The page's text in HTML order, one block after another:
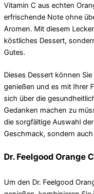
Vitamin C aus echten
erfrischende Note ohne
Aromen. Mit diesem
köstliches Dessert,
Gutes.
Dieses Dessert können
genießen und es mit Ihrer
sich über die
Gedanken machen zu
die sorgfältige Auswahl
Geschmack, sondern
Dr. Feelgood Orange
Um den Dr. Feelgood